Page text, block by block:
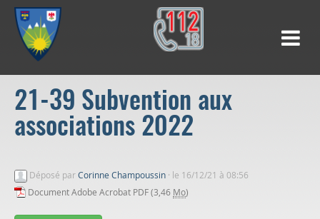
21-39 Subvention aux
associations 2022
Déposé parCorinne Champoussin · le 16/12/21 à 08:56
Document Adobe Acrobat PDF (3,46 Mo)